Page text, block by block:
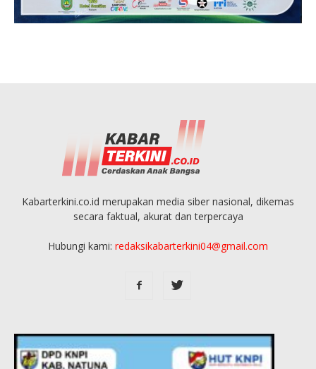
Kabarterkini.co.id merupakan media siber nasional, dikemas
secara faktual, akurat dan terpercaya
Hubungi kami: redaksikabarterkini04@gmail.com